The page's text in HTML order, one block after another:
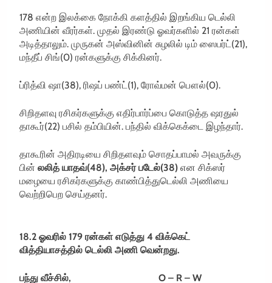
178 என்ற இலக்கை நோக்கி களத்தில் இறங்கிய டெல்லி
அணியின் வீரர்கள். முதல் இரண்டு ஓவர்களில் 21 ரன்கள்
அடித்தாலும். முருகன் அஸ்வினின் சுழலில் டிம் ஸைபர்ட்(21),
மந்தீப் சிங்(0) ரன்களுக்கு சிக்கினர்.
ப்ரித்வி ஷா(38), ரிஷப் பண்ட்(1), ரோவ்மன் பௌல்(0).
சிறிதளவு ரசிகர்களுக்கு எதிர்பார்ப்பை கொடுத்த ஷரதுல்
தாகூர்(22) பசில் தம்பியின். பந்தில் விக்கெக்டை இழந்தார்.
தாகூரின் அதிரடியை சிறிதளவும் சொதப்பாமல் அவருக்கு
பின் லலித் யாதவ்(48), அக்சர் படேல்(38) என சிக்ஸர்
மழையை ரசிகர்களுக்கு காண்பித்துடெல்லி அணியை
வெற்றிபெற செய்தனர்.
18.2 ஓவரில் 179 ரன்கள் எடுத்து 4 விக்கெட்
வித்தியாசத்தில் டெல்லி அணி வென்றது.
பந்து வீச்சில், O – R – W